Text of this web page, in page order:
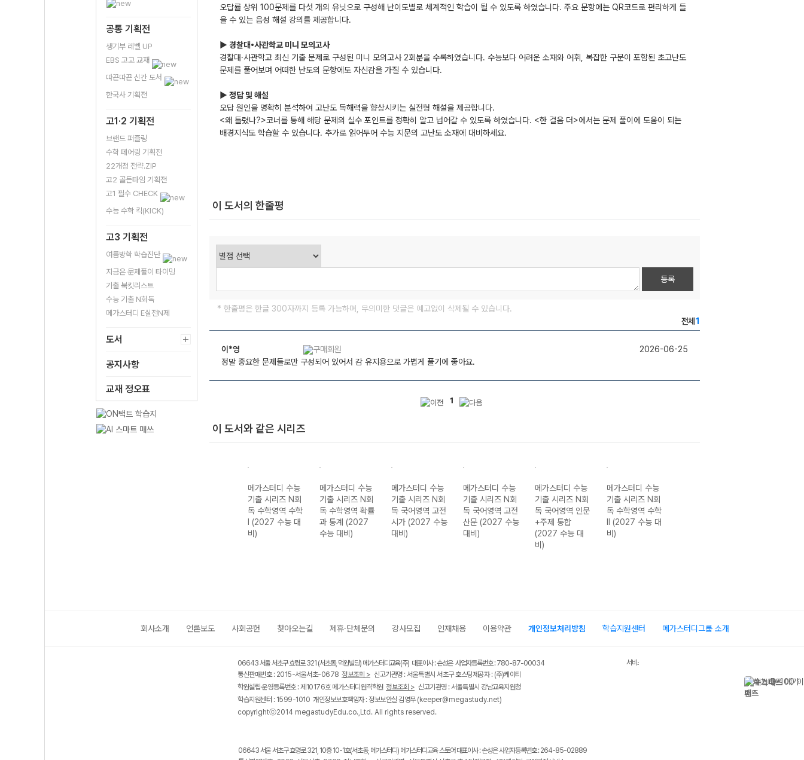
공통 기획전
생기부 레벨 UP
EBS 고교 교재
따끈따끈 신간 도서
한국사 기획전
고1·2 기획전
브랜드 퍼즐링
수학 페어링 기획전
22개정 전략.ZIP
고2 골든타임 기획전
고1 필수 CHECK
수능 수학 킥(KICK)
고3 기획전
여름방학 학습진단
지금은 문제풀이 타이밍
기출 북킷리스트
수능 기출 N회독
메가스터디 E실전N제
도서
공지사항
교재 정오표
오답률 상위 100문제를 다섯 개의 유닛으로 구성해 난이도별로 체계적인 학습이 될 수 있도록 하였습니다. 주요 문항에는 QR코드로 편리하게 들
을 수 있는 음성 해설 강의를 제공합니다.
▶ 경찰대•사관학교 미니 모의고사
경찰대·사관학교 최신 기출 문제로 구성된 미니 모의고사 2회분을 수록하였습니다. 수능보다 어려운 소재와 어휘, 복잡한 구문이 포함된 초고난도
문제를 풀어보며 어떠한 난도의 문항에도 자신감을 가질 수 있습니다.
▶ 정답 및 해설
오답 원인을 명확히 분석하여 고난도 독해력을 향상시키는 실전형 해설을 제공합니다.
<왜 틀렸나?>코너를 통해 해당 문제의 실수 포인트를 정확히 알고 넘어갈 수 있도록 하였습니다. <한 걸음 더>에서는 문제 풀이에 도움이 되는
배경지식도 학습할 수 있습니다. 추가로 읽어두어 수능 지문의 고난도 소재에 대비하세요.
이 도서의 한줄평
등록
* 한줄평은 한글 300자까지 등록 가능하며, 무의미한 댓글은 예고없이 삭제될 수 있습니다.
전체 1
이*영
2026-06-25
정말 중요한 문제들로만 구성되어 있어서 감 유지용으로 가볍게 풀기에 좋아요.
1
이 도서와 같은 시리즈
메가스터디 수능
기출 시리즈 N회
독 수학영역 수학
I (2027 수능 대
비)
메가스터디 수능
기출 시리즈 N회
독 수학영역 확률
과 통계 (2027
수능 대비)
메가스터디 수능
기출 시리즈 N회
독 국어영역 고전
시가 (2027 수능
대비)
메가스터디 수능
기출 시리즈 N회
독 국어영역 고전
산문 (2027 수능
대비)
메가스터디 수능
기출 시리즈 N회
독 국어영역 인문
+주제 통합
(2027 수능 대
비)
메가스터디 수능
기출 시리즈 N회
독 수학영역 수학
II (2027 수능 대
비)
회사소개 언론보도 사회공헌 찾아오는길 제휴·단체문의 강사모집 인재채용 이용약관 개인정보처리방침 학습지원센터 메가스터디그룹 소개
06643 서울 서초구 효령로 321 (서초동, 덕원빌딩) 메가스터디교육(주) 대표이사 : 손성은 사업자등록번호 : 780-87-00034
통신판매번호 : 2015-서울서초-0678 정보조회 > 신고기관명 : 서울특별시 서초구 호스팅제공자 : (주)케이티
학원설립·운영등록번호 : 제10176호 메가스터디원격학원 정보조회 > 신고기관명 : 서울특별시 강남교육지원청
학습지원센터 : 1599-1010 개인정보보호책임자 : 정보보안실 김영무(keeper@megastudy.net)
copyrightⓒ2014 megastudyEdu.co.,Ltd. All rights reserved.
서비스 가입사실 확인
06643 서울 서초구 효령로 321, 10층 10-1호(서초동, 메가스터디) 메가스터디교육 스토어 대표이사 : 손성은 사업자등록번호 : 264-85-02889